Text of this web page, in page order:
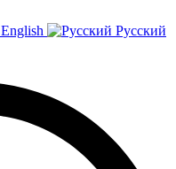
English
Русский